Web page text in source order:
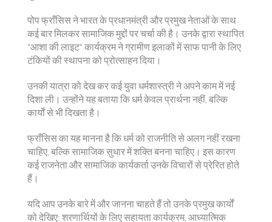
पोप फ्राँसिस ने भारत के प्रधानमंत्री और प्रमुख नेताओं के साथ
कई बार मिलकर सामाजिक मुद्दों पर चर्चा की है। उनके द्वारा स्थापित
"आशा की लाइट" कार्यक्रम ने ग्रामीण इलाकों में साफ पानी के लिए
टंकियों की स्थापना को प्रोत्साहन दिया।
उनकी यात्रा को देख कर कई युवा धर्मशास्त्री ने अपने काम में नई
दिशा ली। उन्‍होंने यह बताया कि धर्म केवल प्रार्थना नहीं, बल्कि
कार्यो‍ं से भी दिखता है।
फ्राँसिस का यह मानना है कि धर्म को राजनीति से अलग नहीं रखना
चाहिए, बल्कि सामाजिक सुधार में शक्ति बनना चाहिए। इस कारण
कई राजनेता और सामाजिक कार्यकर्ता उनके विचारों से प्रेरित होते
हैं।
यदि आप उनके बारे में और जानना चाहते हैं तो उनके प्रमुख कार्यों
को देखिए: शरणार्थियों के लिए सहायता कार्यक्रम, आध्यात्मिक